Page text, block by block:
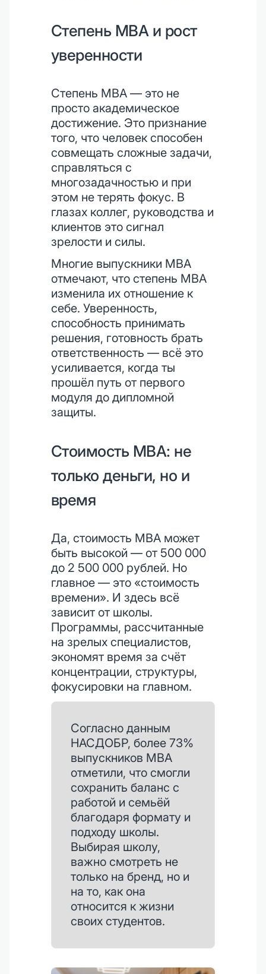
Степень MBA и рост
уверенности
Степень MBA — это не
просто академическое
достижение. Это признание
того, что человек способен
совмещать сложные задачи,
справляться с
многозадачностью и при
этом не терять фокус. В
глазах коллег, руководства и
клиентов это сигнал
зрелости и силы.
Многие выпускники MBA
отмечают, что степень MBA
изменила их отношение к
себе. Уверенность,
способность принимать
решения, готовность брать
ответственность — всё это
усиливается, когда ты
прошёл путь от первого
модуля до дипломной
защиты.
Стоимость MBA: не
только деньги, но и
время
Да, стоимость MBA может
быть высокой — от 500 000
до 2 500 000 рублей. Но
главное — это «стоимость
времени». И здесь всё
зависит от школы.
Программы, рассчитанные
на зрелых специалистов,
экономят время за счёт
концентрации, структуры,
фокусировки на главном.
Согласно данным
НАСДОБР, более 73%
выпускников MBA
отметили, что смогли
сохранить баланс с
работой и семьёй
благодаря формату и
подходу школы.
Выбирая школу,
важно смотреть не
только на бренд, но и
на то, как она
относится к жизни
своих студентов.